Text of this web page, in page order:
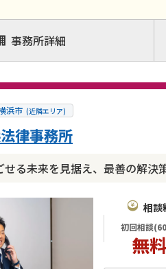
事務所詳細
浜市 (近隣エリア)
せる未来を見据え、最善の解決
律事務所
相談
初回相談
無